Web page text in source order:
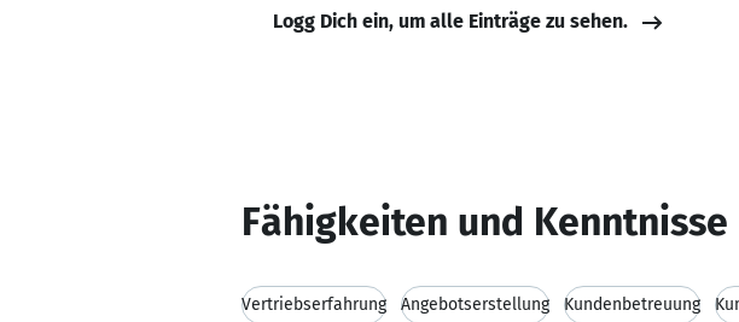
Logg Dich ein, um alle Einträge zu sehen.
Fähigkeiten und Kenntnisse
Vertriebserfahrung Angebotserstellung Kundenbetreuung